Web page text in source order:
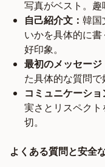
写真がベスト。趣
自己紹介文： 韓国
いかを具体的に
好印象。
最初のメッセージ
た具体的な質問で
コミュニケーショ
実さとリスペク
切。
よくある質問と安全